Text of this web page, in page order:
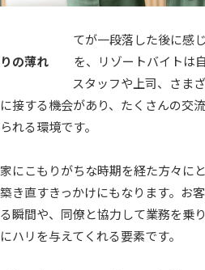
定年後や子育てが一段落した後に感
りの薄れ
を、リゾートバイトは
す。職場ではスタッフや上司、さま
に接する機会があり、たくさんの交
られる環境です。
家にこもりがちな時期を経た方々に
築き直すきっかけにもなります。お
る瞬間や、同僚と協力して業務を乗
にハリを与えてくれる要素です。